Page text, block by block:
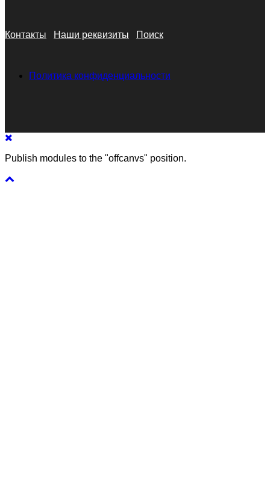
Контакты Наши реквизиты Поиск
Политика конфиденциальности
Publish modules to the "offcanvs" position.